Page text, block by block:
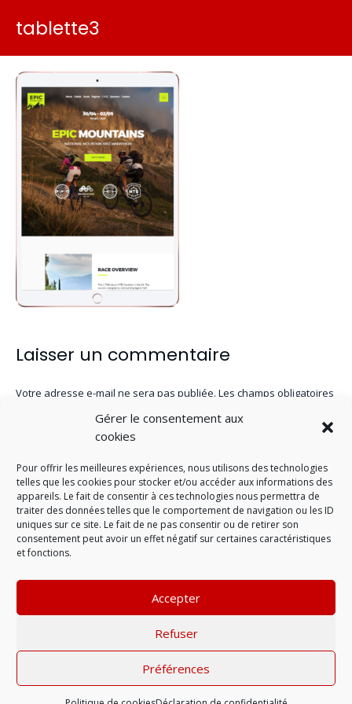
Gérer le consentement aux
cookies
Pour offrir les meilleures expériences, nous utilisons des technologies
telles que les cookies pour stocker et/ou accéder aux informations des
appareils. Le fait de consentir à ces technologies nous permettra de
traiter des données telles que le comportement de navigation ou les ID
uniques sur ce site. Le fait de ne pas consentir ou de retirer son
consentement peut avoir un effet négatif sur certaines caractéristiques
et fonctions.
Accepter
Refuser
Préférences
tablette3
Laisser un commentaire
Votre adresse e-mail ne sera pas publiée. Les champs obligatoires
LAISSER UN COMMENTAIRE
Mentions légales| © 2022 |Politique de
confidentialité